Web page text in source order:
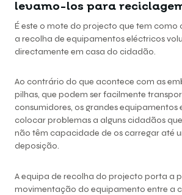
levamo-los para
É este o mote do projecto que tem
a recolha de equipamentos eléctricos
directamente em casa do cidadão.
Ao contrário do que acontece com as
pilhas, que podem ser facilmente
consumidores, os grandes equipamentos
colocar problemas a alguns cidadãos
não têm capacidade de os carregar até
deposição.
A equipa de recolha do projecto porta a
movimentação do equipamento entre a